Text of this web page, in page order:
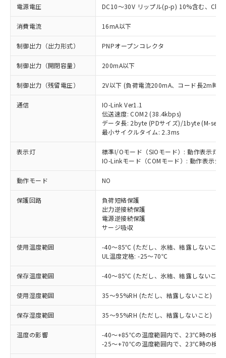
電源電圧 DC10～30V リップル(p-p) 10%含む、
消費電流 16mA以下
制御出力（出力形式） PNPオープンコレクタ
制御出力（開閉容量） 200mA以下
制御出力（残留電圧） 2V以下 (負荷電流200mA、コード長2m時)
通信
IO-Link Ver1.1
伝送速度: COM2 (38.4kbps)
データ長: 2byte (PDサイズ)/1byte (M-
最小サイクルタイム: 2.3ms
表示灯
標準I/Oモード（SIOモード）: 動作表示灯(
IO-Linkモード（COMモード）: 動作表示
動作モード NO
保護回路
負荷短絡保護
出力逆接続保護
電源逆接続保護
サージ吸収
使用温度範囲
-40～85℃ (ただし、氷結、結露しないこと)
UL温度定格: -25～70℃
保存温度範囲 -40～85℃ (ただし、氷結、結露しないこと)
使用湿度範囲 35～95%RH (ただし、結露しないこと)
保存湿度範囲 35～95%RH (ただし、結露しないこと)
温度の影響
-40～+85℃の温度範囲内で、23℃時の検
-25～+70℃の温度範囲内で、23℃時の検
ご利用条件
以下の条件をお読みいただき、同意のうえ
ご利用ください。
本サービスは、当社制御機器事業取扱
商品の当社在庫状況および標準価格
(税抜)を提供させていただくもので
当社制御機器事業取扱商品の中には、
対応済み：EU RoHS指令（10物質）の
非含有に対応した製品が提供可能な商品で
有に対応した製品に切り替える予定のある
対応予定なし：EU RoHS指令（10物質）の
非含有に非対応の商品で、対応品を出す予
定はありません。
調査・確認中：EU RoHS指令（10物質）の
非含有の対応状況を調査中または確認中の
非該当品：ライセンス料など無形物で、有
害物質有無と関係のない商品です。
※1 中国RoHS○×表
「○」：最大均質材料含有率が中国RoHSの
基準値以下であることを示します。